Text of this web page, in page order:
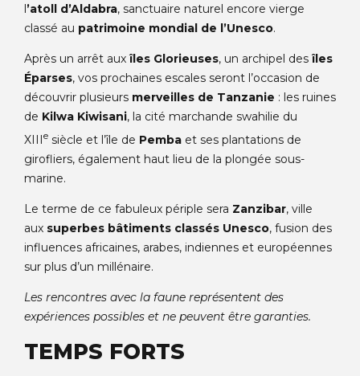
l’atoll d’Aldabra, sanctuaire naturel encore vierge
classé au patrimoine mondial de l’Unesco.
Après un arrêt aux îles Glorieuses, un archipel des îles
Éparses, vos prochaines escales seront l’occasion de
découvrir plusieurs merveilles de Tanzanie : les ruines
de Kilwa Kiwisani, la cité marchande swahilie du
XIIIe siècle et l’île de Pemba et ses plantations de
girofliers, également haut lieu de la plongée sous-
marine.
Le terme de ce fabuleux périple sera Zanzibar, ville
aux superbes bâtiments classés Unesco, fusion des
influences africaines, arabes, indiennes et européennes
sur plus d’un millénaire.
Les rencontres avec la faune représentent des
expériences possibles et ne peuvent être garanties.
TEMPS FORTS